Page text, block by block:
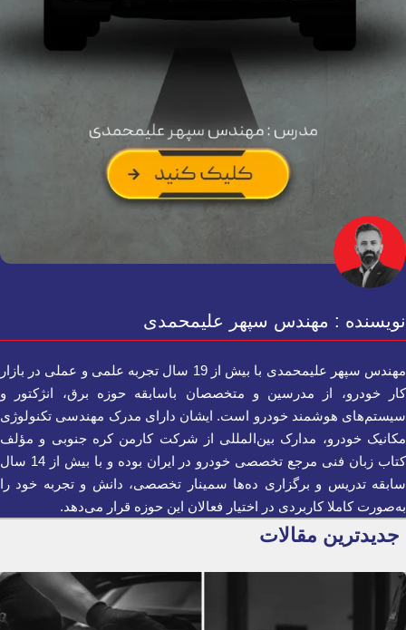
نویسنده : مهندس سپهر علیمحمدی
مهندس سپهر علیمحمدی با بیش از 19 سال تجربه علمی و عملی در بازار
کار خودرو، از مدرسین و متخصصان باسابقه حوزه برق، انژکتور و
سیستم‌های هوشمند خودرو است. ایشان دارای مدرک مهندسی تکنولوژی
مکانیک خودرو، مدارک بین‌المللی از شرکت کارمن کره جنوبی و مؤلف
کتاب زبان فنی مرجع تخصصی خودرو در ایران بوده و با بیش از 14 سال
سابقه تدریس و برگزاری ده‌ها سمینار تخصصی، دانش و تجربه خود را
به‌صورت کاملا کاربردی در اختیار فعالان این حوزه قرار می‌دهد.
جدیدترین مقالات